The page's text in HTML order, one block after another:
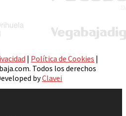
| Política de Cookies |
Todos los derechos
byClavei